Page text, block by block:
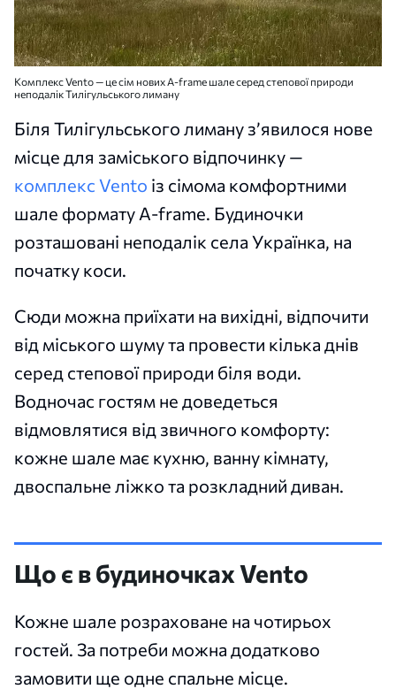
Комплекс Vento — це сім нових A-frame шале серед степової природи
неподалік Тилігульського лиману
Біля Тилігульського лиману з’явилося нове
місце для заміського відпочинку —
комплекс Vento із сімома комфортними
шале формату A-frame. Будиночки
розташовані неподалік села Українка, на
початку коси.
Сюди можна приїхати на вихідні, відпочити
від міського шуму та провести кілька днів
серед степової природи біля води.
Водночас гостям не доведеться
відмовлятися від звичного комфорту:
кожне шале має кухню, ванну кімнату,
двоспальне ліжко та розкладний диван.
Що є в будиночках Vento
Кожне шале розраховане на чотирьох
гостей. За потреби можна додатково
замовити ще одне спальне місце.